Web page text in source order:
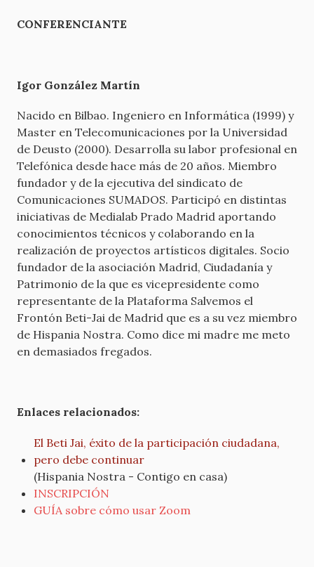
CONFERENCIANTE
Igor González Martín
Nacido en Bilbao. Ingeniero en Informática (1999) y
Master en Telecomunicaciones por la Universidad
de Deusto (2000). Desarrolla su labor profesional en
Telefónica desde hace más de 20 años. Miembro
fundador y de la ejecutiva del sindicato de
Comunicaciones SUMADOS. Participó en distintas
iniciativas de Medialab Prado Madrid aportando
conocimientos técnicos y colaborando en la
realización de proyectos artísticos digitales. Socio
fundador de la asociación Madrid, Ciudadanía y
Patrimonio de la que es vicepresidente como
representante de la Plataforma Salvemos el
Frontón Beti-Jai de Madrid que es a su vez miembro
de Hispania Nostra. Como dice mi madre me meto
en demasiados fregados.
Enlaces relacionados:
El Beti Jai, éxito de la participación ciudadana,
pero debe continuar
(Hispania Nostra - Contigo en casa)
INSCRIPCIÓN
GUÍA sobre cómo usar Zoom